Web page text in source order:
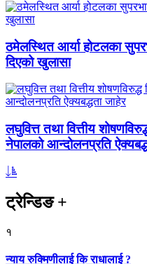
ठमेलस्थित आर्या होटलका
दिएको खुलासा
लघुवित्त तथा वित्तीय
नेपालको आन्दोलनप्रति
ट्रेन्डिङ+
१
न्याय रुक्मिणीलाई कि राधालाई ?